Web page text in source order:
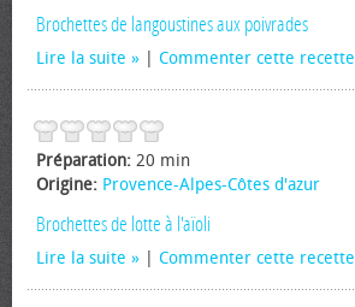
Brochettes de langoustines aux poivrades
Lire la suite Commenter cette recette
Préparation: 20 min
Origine: Provence-Alpes-Côtes d'azur
Brochettes de lotte à l'aïoli
Lire la suite Commenter cette recette